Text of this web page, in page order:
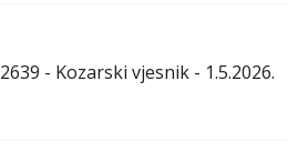
2639 - Kozarski vjesnik - 1.5.2026.